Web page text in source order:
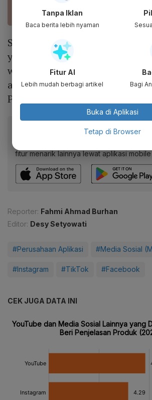
Selain Voila AI Artist, ada
yang bisa digunakan untuk
wajah menjadi kartun.
Platform
antaranya Cartoon Photo
PicsKit hingga Prisma Photo
Baca artikel ini lewat aplikasi
fitur menarik lainnya lewat aplikasi mobile
Reporter: Fahmi Ahmad Burhan
Editor: Desy Setyowati
#Perusahaan Aplikasi #Media Sosial
#Instagram #TikTok #Facebook
CEK JUGA DATA INI
Tanpa Iklan
Baca berita lebih nyaman
Fitur AI
Lebih mudah berbagi artikel Bagi
Buka di Aplikasi
Tetap di Browser